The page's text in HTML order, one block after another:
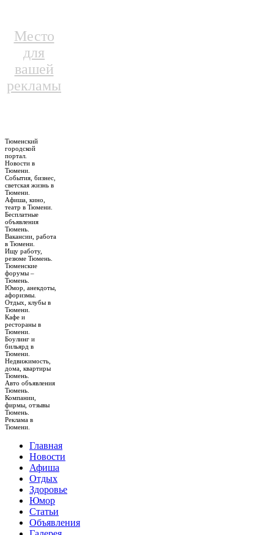
Место
для
вашей
рекламы
Тюменский
городской
портал.
Новости в
Тюмени.
События, бизнес,
светская жизнь в
Тюмени.
Афиша, кино,
театр в Тюмени.
Бесплатные
объявления
Тюмень.
Вакансии, работа
в Тюмени.
Ищу работу,
резюме Тюмень.
Тюменские
форумы –
Тюмень.
Юмор, анекдоты,
афоризмы.
Отдых, клубы в
Тюмени.
Кафе и
рестораны в
Тюмени.
Боулинг и
бильярд в
Тюмени.
Недвижимость,
дома, квартиры
Тюмень.
Авто объявления
Тюмень.
Компании,
фирмы, отзывы
Тюмень.
Реклама в
Тюмени.
Главная
Новости
Афиша
Отдых
Здоровье
Юмор
Статьи
Объявления